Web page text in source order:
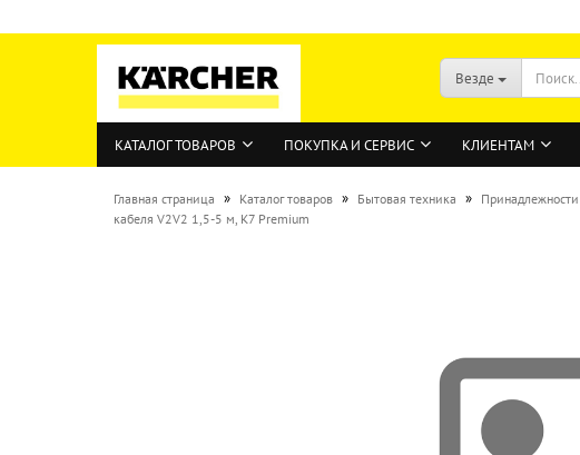
Везде
КАТАЛОГ ТОВАРОВ ПОКУПКА И СЕРВИС КЛИЕНТАМ
Главная страница » Каталог товаров » Бытовая техника »
кабеля V2V2 1,5-5 м, K7 Premium